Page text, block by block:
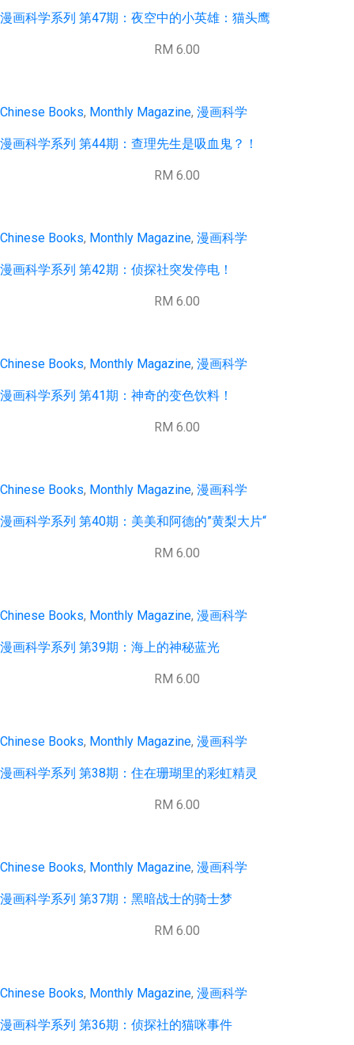
漫画科学系列 第47期：夜空中的小英雄：猫头鹰
RM 6.00
Chinese Books, Monthly Magazine, 漫画科学
漫画科学系列 第44期：查理先生是吸血鬼？！
RM 6.00
Chinese Books, Monthly Magazine, 漫画科学
漫画科学系列 第42期：侦探社突发停电！
RM 6.00
Chinese Books, Monthly Magazine, 漫画科学
漫画科学系列 第41期：神奇的变色饮料！
RM 6.00
Chinese Books, Monthly Magazine, 漫画科学
漫画科学系列 第40期：美美和阿德的”黄梨大片“
RM 6.00
Chinese Books, Monthly Magazine, 漫画科学
漫画科学系列 第39期：海上的神秘蓝光
RM 6.00
Chinese Books, Monthly Magazine, 漫画科学
漫画科学系列 第38期：住在珊瑚里的彩虹精灵
RM 6.00
Chinese Books, Monthly Magazine, 漫画科学
漫画科学系列 第37期：黑暗战士的骑士梦
RM 6.00
Chinese Books, Monthly Magazine, 漫画科学
漫画科学系列 第36期：侦探社的猫咪事件